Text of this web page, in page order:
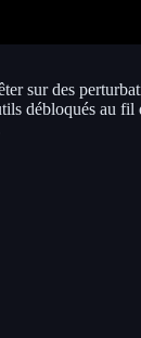
sur des
débloqués au